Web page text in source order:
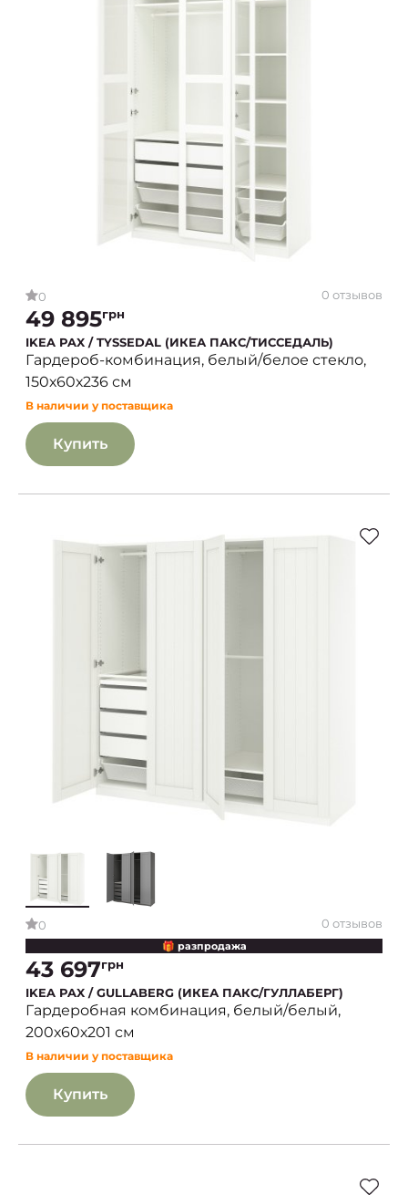
0 0 отзывов
49 895грн
IKEA PAX / TYSSEDAL (ИКЕА ПАКС/ТИССЕДАЛЬ)
Гардероб-комбинация, белый/белое стекло,
150х60х236 см
В наличии у поставщика
Купить
0 0 отзывов
🎁 разпродажа
43 697грн
IKEA PAX / GULLABERG (ИКЕА ПАКС/ГУЛЛАБЕРГ)
Гардеробная комбинация, белый/белый,
200х60х201 см
В наличии у поставщика
Купить